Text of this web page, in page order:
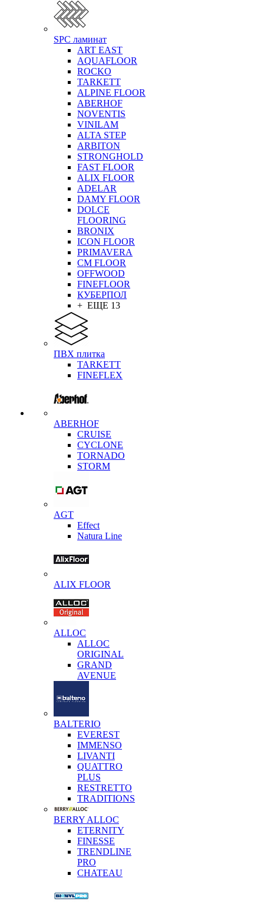
SPC ламинат
ART EAST
AQUAFLOOR
ROCKO
TARKETT
ALPINE FLOOR
ABERHOF
NOVENTIS
VINILAM
ALTA STEP
ARBITON
STRONGHOLD
FAST FLOOR
ALIX FLOOR
ADELAR
DAMY FLOOR
DOLCE
FLOORING
BRONIX
ICON FLOOR
PRIMAVERA
CM FLOOR
OFFWOOD
FINEFLOOR
КУБЕРПОЛ
+ ЕЩЕ 13
ПВХ плитка
TARKETT
FINEFLEX
ABERHOF
CRUISE
CYCLONE
TORNADO
STORM
AGT
Effect
Natura Line
ALIX FLOOR
ALLOC
ALLOC
ORIGINAL
GRAND
AVENUE
BALTERIO
EVEREST
IMMENSO
LIVANTI
QUATTRO
PLUS
RESTRETTO
TRADITIONS
BERRY ALLOC
ETERNITY
FINESSE
TRENDLINE
PRO
CHATEAU